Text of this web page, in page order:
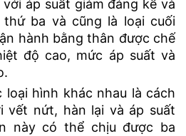
áp suất giảm đáng kể và
thứ ba và cũng là loại cuối
hành bằng thân được chế
độ cao, mức áp suất và
loại hình khác nhau là cách
vết nứt, hàn lại và áp suất
này có thể chịu được ba